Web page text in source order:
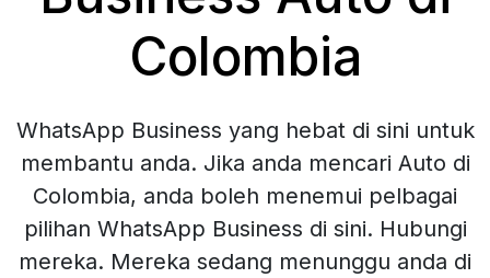
Colombia
WhatsApp Business yang hebat di sini untuk
membantu anda. Jika anda mencari Auto di
Colombia, anda boleh menemui pelbagai
pilihan WhatsApp Business di sini. Hubungi
mereka. Mereka sedang menunggu anda di